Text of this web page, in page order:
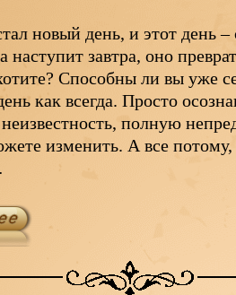
новый день, и этот день
наступит завтра, оно
Способны ли вы уже
как всегда. Просто
полную
изменить. А все